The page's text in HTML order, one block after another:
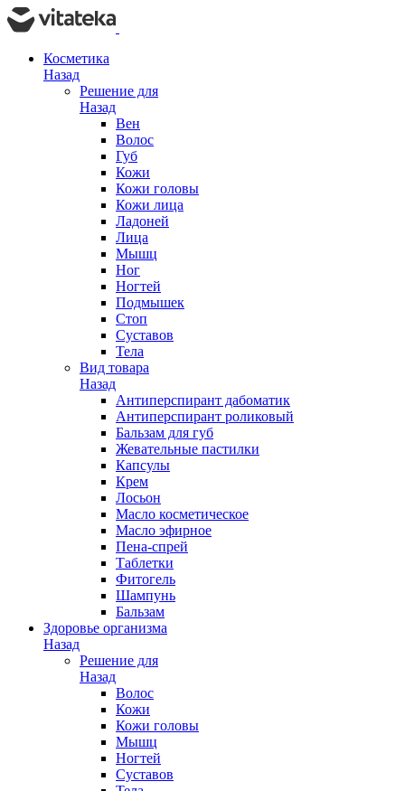
Косметика
Назад
Решение для
Назад
Вен
Волос
Губ
Кожи
Кожи головы
Кожи лица
Ладоней
Лица
Мышц
Ног
Ногтей
Подмышек
Стоп
Суставов
Тела
Вид товара
Назад
Антиперспирант дабоматик
Антиперспирант роликовый
Бальзам для губ
Жевательные пастилки
Капсулы
Крем
Лосьон
Масло косметическое
Масло эфирное
Пена-спрей
Таблетки
Фитогель
Шампунь
Бальзам
Здоровье организма
Назад
Решение для
Назад
Волос
Кожи
Кожи головы
Мышц
Ногтей
Суставов